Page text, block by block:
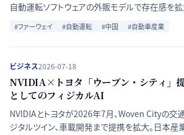
自動運転ソフトウェアの外販モデルで存在感を拡
#ファーウェイ #自動運転 #中国 #自動車産業
ビジネス2026-07-18
NVIDIA×トヨタ「ウーブン・シティ」
としてのフィジカルAI
NVIDIAとトヨタが2026年7月、Woven Cityの交
ジタルツイン、車載開発まで提携を拡大。日本